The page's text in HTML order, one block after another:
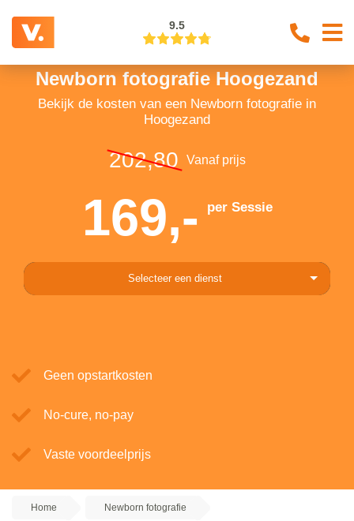
9.5
Newborn fotografie Hoogezand
Bekijk de kosten van een Newborn fotografie in
Hoogezand
202,80 Vanaf prijs
169,- per Sessie
Selecteer een dienst
Geen opstartkosten
No-cure, no-pay
Vaste voordeelprijs
Home Newborn fotografie